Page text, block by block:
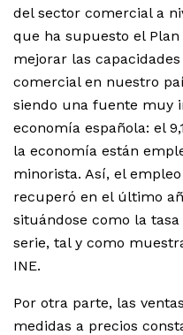
del sector comercial a
que ha supuesto el
mejorar las
comercial en nuestro
siendo una fuente muy
economía española: el
la economía están
minorista. Así, el
recuperó en el último
situándose como la
serie, tal y como
INE.
Por otra parte, las
medidas a precios